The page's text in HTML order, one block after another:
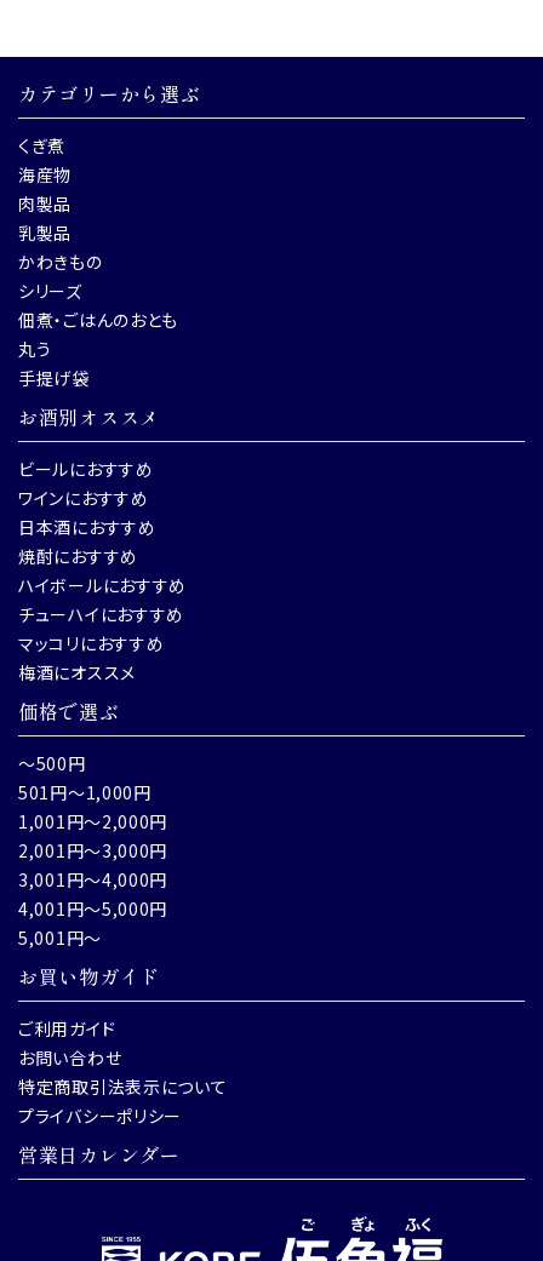
カテゴリーから選ぶ
くぎ煮
海産物
肉製品
乳製品
かわきもの
シリーズ
佃煮・ごはんのおとも
丸う
手提げ袋
お酒別オススメ
ビールにおすすめ
ワインにおすすめ
日本酒におすすめ
焼酎におすすめ
ハイボールにおすすめ
チューハイにおすすめ
マッコリにおすすめ
梅酒にオススメ
価格で選ぶ
～500円
501円～1,000円
1,001円～2,000円
2,001円～3,000円
3,001円～4,000円
4,001円～5,000円
5,001円～
お買い物ガイド
ご利用ガイド
お問い合わせ
特定商取引法表示について
プライバシーポリシー
営業日カレンダー